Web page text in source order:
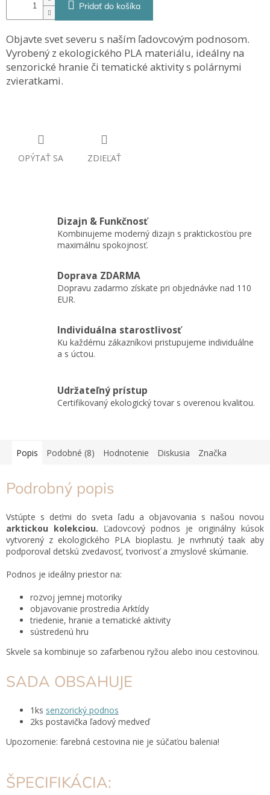
Pridať do košíka
Objavte svet severu s naším ľadovcovým podnosom.
Vyrobený z ekologického PLA materiálu, ideálny na
senzorické hranie či tematické aktivity s polárnymi
zvieratkami.
OPÝTAŤ SA ZDIEĽAŤ
Dizajn & Funkčnosť
Kombinujeme moderný dizajn s praktickosťou pre
maximálnu spokojnosť.
Doprava ZDARMA
Dopravu zadarmo získate pri objednávke nad 110
EUR.
Individuálna starostlivosť
Ku každému zákazníkovi pristupujeme individuálne
a s úctou.
Udržateľný prístup
Certifikovaný ekologický tovar s overenou kvalitou.
Popis Podobné (8) Hodnotenie Diskusia Značka
Podrobný popis
Vstúpte s deťmi do sveta ľadu a objavovania s našou novou
arktickou kolekciou. Ľadovcový podnos je originálny kúsok
vytvorený z ekologického PLA bioplastu. Je nvrhnutý taak aby
podporoval detskú zvedavosť, tvorivosť a zmyslové skúmanie.
Podnos je ideálny priestor na:
rozvoj jemnej motoriky
objavovanie prostredia Arktídy
triedenie, hranie a tematické aktivity
sústredenú hru
Skvele sa kombinuje so zafarbenou ryžou alebo inou cestovinou.
SADA OBSAHUJE
1ks senzorický podnos
2ks postavička ľadový medveď
Upozornenie: farebná cestovina nie je súčaťou balenia!
ŠPECIFIKÁCIA: